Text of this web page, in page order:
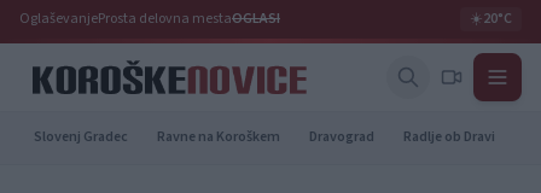
OglaševanjeProsta delovna mestaOGLASI ☀️20°C
Slovenj Gradec Ravne na Koroškem Dravograd Radlje ob Dravi